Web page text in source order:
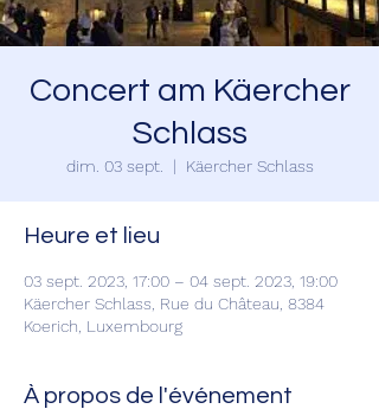
Concert am Käercher
Schlass
dim. 03 sept.
  |
Käercher Schlass
Heure et lieu
03 sept. 2023, 17:00 – 04 sept. 2023, 19:00
Käercher Schlass, Rue du Château, 8384
Koerich, Luxembourg
À propos de l'événement